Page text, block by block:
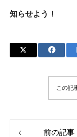
知らせよう！
この記
前の記事